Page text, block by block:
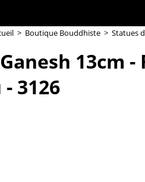
> Boutique Bouddhiste > Statues
13cm
3126